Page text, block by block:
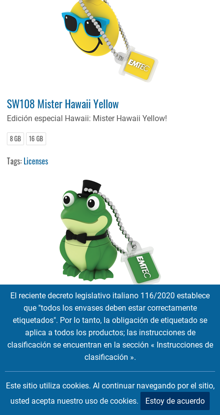
SW108 Mister Hawaii Yellow
Edición especial Hawaii: Mister Hawaii Yellow!
8 GB 16 GB
Tags: Licenses
M339 Crooner Frog
EMTEC Animalitos familia Crooner Frog, la cantante con su
sombrero de copa.
Tags:Licenses
El reciente decreto legislativo italiano 116/2020 establece
que "todos los envases deben estar correctamente
etiquetados". Por lo tanto, la obligación de etiquetado se
aplica a todos los productos; las instrucciones de
clasificación se encuentran en la sección « Instrucciones de
clasificación ».
Este sitio utiliza cookies. Al continuar navegando por el sitio,
usted acepta nuestro uso de cookies.
Estoy de acuerdo